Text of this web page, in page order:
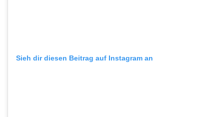
Sieh dir diesen Beitrag auf Instagram an